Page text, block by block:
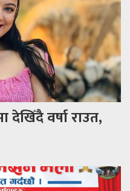
देखिँदै वर्षा राउत,